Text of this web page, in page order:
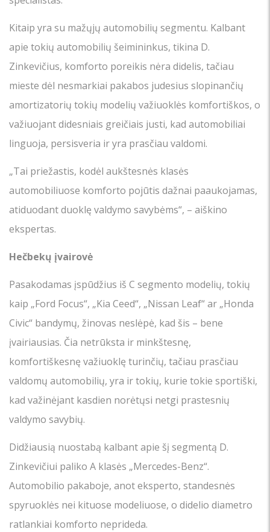
Kitaip yra su mažųjų automobilių segmentu. Kalbant
apie tokių automobilių šeimininkus, tikina D.
Zinkevičius, komforto poreikis nėra didelis, tačiau
mieste dėl nesmarkiai pakabos judesius slopinančių
amortizatorių tokių modelių važiuoklės komfortiškos, o
važiuojant didesniais greičiais justi, kad automobiliai
linguoja, persisveria ir yra prasčiau valdomi.
„Tai priežastis, kodėl aukštesnės klasės
automobiliuose komforto pojūtis dažnai paaukojamas,
atiduodant duoklę valdymo savybėms“, – aiškino
ekspertas.
Hečbekų įvairovė
Pasakodamas įspūdžius iš C segmento modelių, tokių
kaip „Ford Focus“, „Kia Ceed“, „Nissan Leaf“ ar „Honda
Civic“ bandymų, žinovas neslėpė, kad šis – bene
įvairiausias. Čia netrūksta ir minkštesnę,
komfortiškesnę važiuoklę turinčių, tačiau prasčiau
valdomų automobilių, yra ir tokių, kurie tokie sportiški,
kad važinėjant kasdien norėtųsi netgi prastesnių
valdymo savybių.
Didžiausią nuostabą kalbant apie šį segmentą D.
Zinkevičiui paliko A klasės „Mercedes-Benz“.
Automobilio pakaboje, anot eksperto, standesnės
spyruoklės nei kituose modeliuose, o didelio diametro
ratlankiai komforto neprideda.